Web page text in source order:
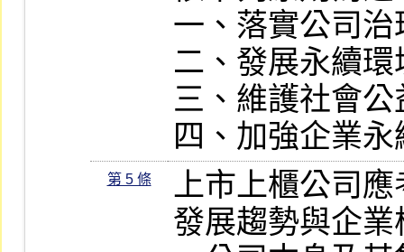
一、落實公司治
二、發展永續環
三、維護社會公
四、加強企業
第 5 條
上市上櫃公司
發展趨勢與企